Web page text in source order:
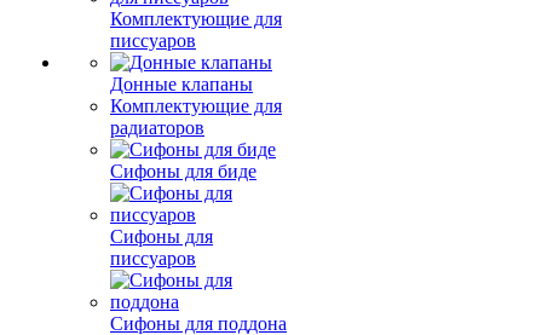
Комплектующие для
писсуаров
Донные клапаны
Комплектующие для
радиаторов
Сифоны для биде
Сифоны для
писсуаров
Сифоны для поддона